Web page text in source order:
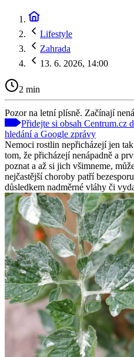
Lifestyle
Zahrada
13. 6. 2026, 14:00
2 min
Pozor na letní plísně. Začínají
Přidejte si obsah Centrum.cz
hledání a Google zprávy
Nemoci rostlin nepřicházejí jen
tom, že přicházejí nenápadně a
poznat a až si jich všimneme,
nejčastější choroby patří
důsledkem nadměrné vláhy či